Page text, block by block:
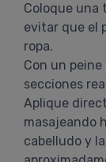
Coloque una
evitar que el
ropa.
Con un
secciones
Aplique
masajeando
cabelludo y